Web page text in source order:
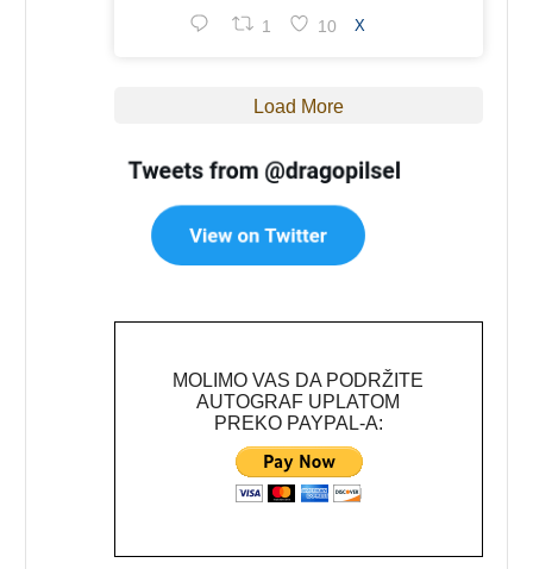
1 10 X
Load More
MOLIMO VAS DA PODRŽITE
AUTOGRAF UPLATOM
PREKO PAYPAL-A: